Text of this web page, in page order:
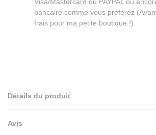
bancaire comme vous préférez
frais pour ma petite boutique !)
Détails du produit
Avis